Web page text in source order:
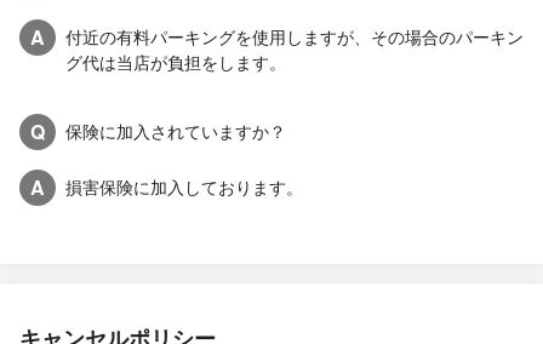
A
付近の有料パーキングを使用しますが、その場合のパーキン
グ代は当店が負担をします。
Q 保険に加入されていますか？
A 損害保険に加入しております。